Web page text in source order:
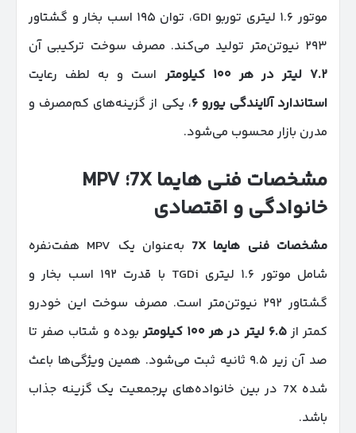
موتور ۱.۶ لیتری توربو GDI، توان ۱۹۵ اسب بخار و گشتاور
۲۹۳ نیوتن‌متر تولید می‌کند. مصرف سوخت ترکیبی آن
۷.۲ لیتر در هر۱۰۰ کیلومتراست و به لطف رعایت
استاندارد آلایندگی یورو۶، یکی از گزینه‌های کم‌مصرف و
مدرن بازار محسوب می‌شود.
مشخصات فنی هایما 7 X ؛
خانوادگی و اقتصادی
مشخصات فنی هایما 7X
به‌عنوان یک MPV هفت‌نفره
شامل موتور ۱.۶ لیتری TGDi با قدرت ۱۹۲ اسب بخار و
گشتاور ۲۹۲ نیوتن‌متر است. مصرف سوخت این خودرو
کمتر از۶.۵ لیتر در هر۱۰۰ کیلومتربوده و شتاب صفر تا
صد آن زیر ۹.۵ ثانیه ثبت می‌شود. همین ویژگی‌ها باعث
شده 7X در بین خانواده‌های پرجمعیت یک گزینه جذاب
باشد.